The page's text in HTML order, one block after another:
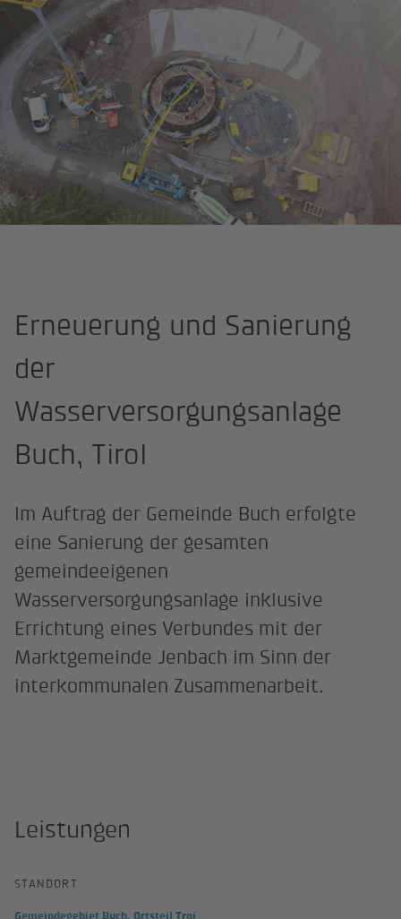
Erneuerung und Sanierung
der
Wasserversorgungsanlage
Buch, Tirol
Im Auftrag der Gemeinde Buch erfolgte
eine Sanierung der gesamten
gemeindeeigenen
Wasserversorgungsanlage inklusive
Errichtung eines Verbundes mit der
Marktgemeinde Jenbach im Sinn der
interkommunalen Zusammenarbeit.
Leistungen
STANDORT
Gemeindegebiet Buch, Ortsteil Troi